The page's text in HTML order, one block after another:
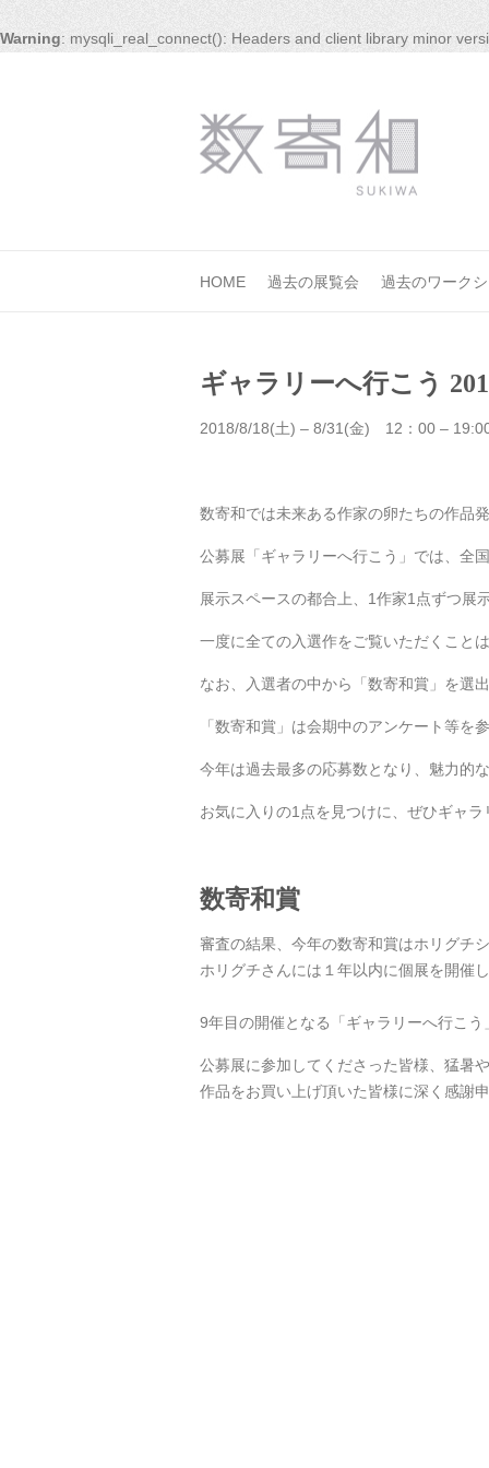
Warning: mysqli_real_connect(): Headers and client library minor
HOME 過去の展覧会 過去のワーク
ギャラリーへ行こう
2018/8/18(土) – 8/31(金) 12：00 –
数寄和では未来ある作家の卵たちの作品
公募展「ギャラリーへ行こう」では、全
展示スペースの都合上、1作家1点ずつ展
一度に全ての入選作をご覧いただくこと
なお、入選者の中から「数寄和賞」を選
「数寄和賞」は会期中のアンケート等を
今年は過去最多の応募数となり、魅力的
お気に入りの1点を見つけに、ぜひギャ
数寄和賞
審査の結果、今年の数寄和賞はホリグチ
ホリグチさんには１年以内に個展を開催
9年目の開催となる「ギャラリーへ行こう
公募展に参加してくださった皆様、猛暑
作品をお買い上げ頂いた皆様に深く感謝